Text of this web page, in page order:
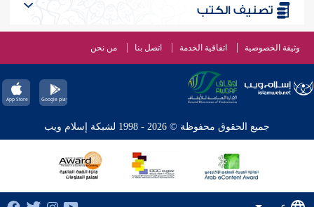
تصنيف الكتب
وثيقة الخصوصية اتفاقية الخدمة اتصل بنا من نحن
جميع الحقوق محفوظة © 2026 - 1998 لشبكة إسلام ويب